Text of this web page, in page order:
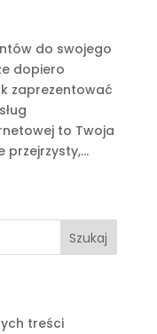
do swojego
dopiero
zaprezentować
to Twoja
Szukaj
treści